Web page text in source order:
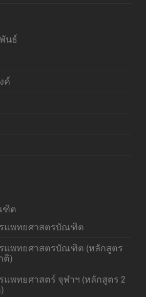
นธ์
ค์
ฑิต
แพทยศาสตรบัณฑิต
แพทยศาสตรบัณฑิต (หลักสูตร
ติ)
แพทยศาสตร์ จุฬาฯ (หลักสูตร 2